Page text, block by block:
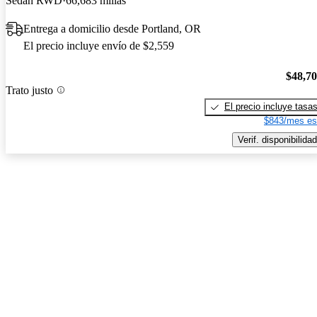
Entrega a domicilio desde Portland, OR
El precio incluye envío de $2,559
Trato justo
El precio incluye tasas
$843/mes
Verif. disponibilidad